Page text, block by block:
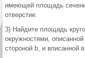
имеющей площадь
отверстие.
3) Найдите площадь
окружностями,
стороной b, и вписанной в